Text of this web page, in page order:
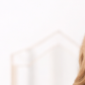
e pague as suas